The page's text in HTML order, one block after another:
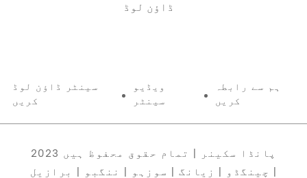
ڈاؤن لوڈ
سینٹر ڈاؤن لوڈ
کریں
ویڈیو
سینٹر
ہم سے رابطہ
کریں
2023 پانڈا سکینر | تمام حقوق محفوظ ہیں
چینگڈو | زیانگ | سوزہو | ننگبو | برازیل |